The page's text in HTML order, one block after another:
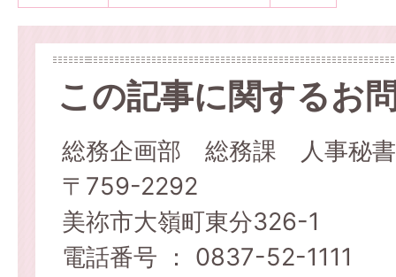
この記事に関するお
総務企画部 総務課 人事秘
〒759-2292
美祢市大嶺町東分326-1
電話番号 ： 0837-52-1111